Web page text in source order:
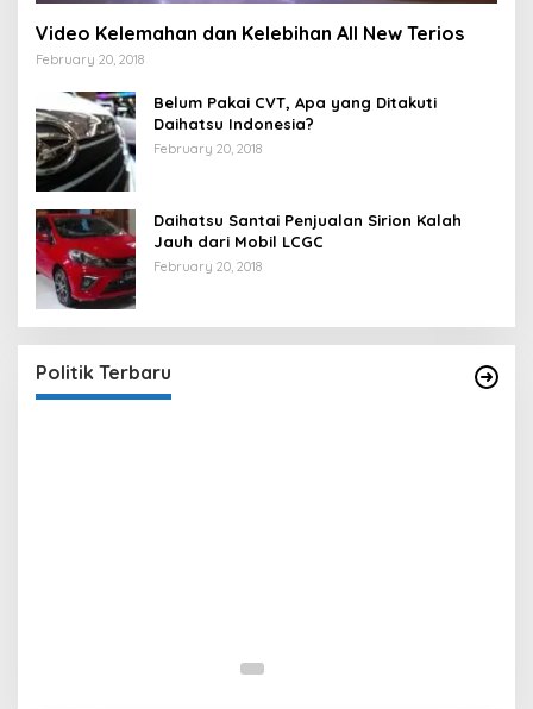
Video Kelemahan dan Kelebihan All New Terios
February 20, 2018
Belum Pakai CVT, Apa yang Ditakuti
Daihatsu Indonesia?
February 20, 2018
Daihatsu Santai Penjualan Sirion Kalah
Jauh dari Mobil LCGC
February 20, 2018
Politik Terbaru
Yasin
In Berita, Politik |